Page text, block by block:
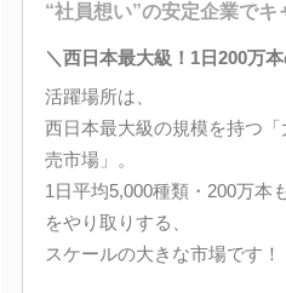
“社員想い”の安定企業でキ
＼西日本最大級！1日200万
活躍場所は、
西日本最大級の規模を持つ
売市場」。
1日平均5,000種類・200万本
をやり取りする、
スケールの大きな市場です！